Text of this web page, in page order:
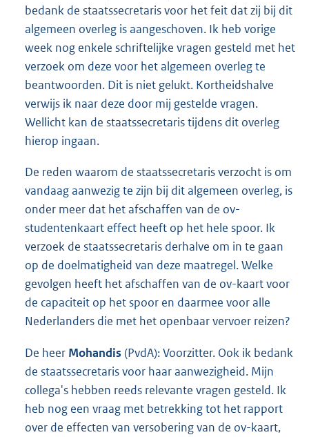
bedank de staatssecretaris voor het feit dat zij bij dit
algemeen overleg is aangeschoven. Ik heb vorige
week nog enkele schriftelijke vragen gesteld met het
verzoek om deze voor het algemeen overleg te
beantwoorden. Dit is niet gelukt. Kortheidshalve
verwijs ik naar deze door mij gestelde vragen.
Wellicht kan de staatssecretaris tijdens dit overleg
hierop ingaan.
De reden waarom de staatssecretaris verzocht is om
vandaag aanwezig te zijn bij dit algemeen overleg, is
onder meer dat het afschaffen van de ov-
studentenkaart effect heeft op het hele spoor. Ik
verzoek de staatssecretaris derhalve om in te gaan
op de doelmatigheid van deze maatregel. Welke
gevolgen heeft het afschaffen van de ov-kaart voor
de capaciteit op het spoor en daarmee voor alle
Nederlanders die met het openbaar vervoer reizen?
De heer Mohandis (PvdA): Voorzitter. Ook ik bedank
de staatssecretaris voor haar aanwezigheid. Mijn
collega's hebben reeds relevante vragen gesteld. Ik
heb nog een vraag met betrekking tot het rapport
over de effecten van versobering van de ov-kaart,